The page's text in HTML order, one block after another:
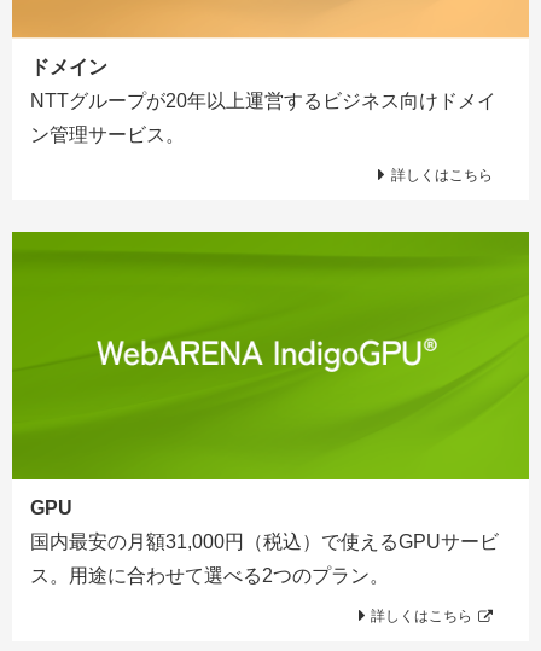
ドメイン
NTTグループが20年以上運営するビジネス向けドメイ
ン管理サービス。
詳しくはこちら
GPU
国内最安の月額31,000円（税込）で使えるGPUサービ
ス。用途に合わせて選べる2つのプラン。
詳しくはこちら